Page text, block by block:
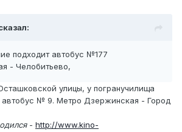
подходит автобус №177
- Челобитьево,
улицы, у погранучилища
№ 9. Метро Дзержинская - Город
- http://www.kino-